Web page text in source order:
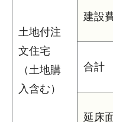
土地付注
文住宅
（土地購
入含む）
建設
合計
延床